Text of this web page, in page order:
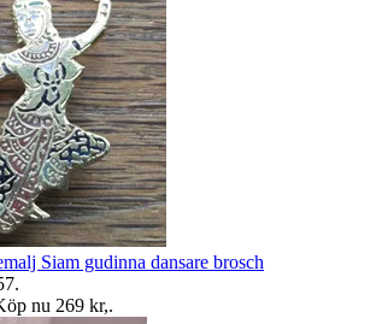
Siam gudinna dansare brosch
.
nu 269 kr,.